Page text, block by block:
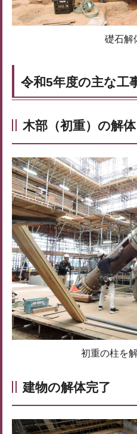
礎石解
令和5年度の主な工
木部（初重）の解体
初重の柱を
建物の解体完了